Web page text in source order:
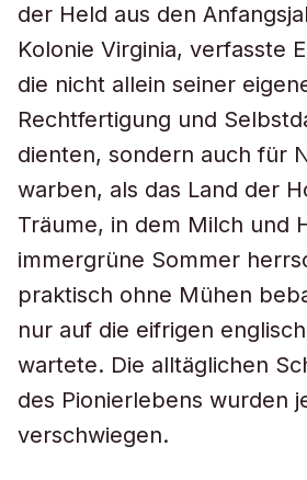
der Held aus den
Kolonie Virginia, verfasste
die nicht allein seiner
Rechtfertigung und
dienten, sondern auch für
warben, als das Land der
Träume, in dem Milch und
immergrüne Sommer
praktisch ohne Mühen
nur auf die eifrigen
wartete. Die alltäglichen
des Pionierlebens wurden
verschwiegen.